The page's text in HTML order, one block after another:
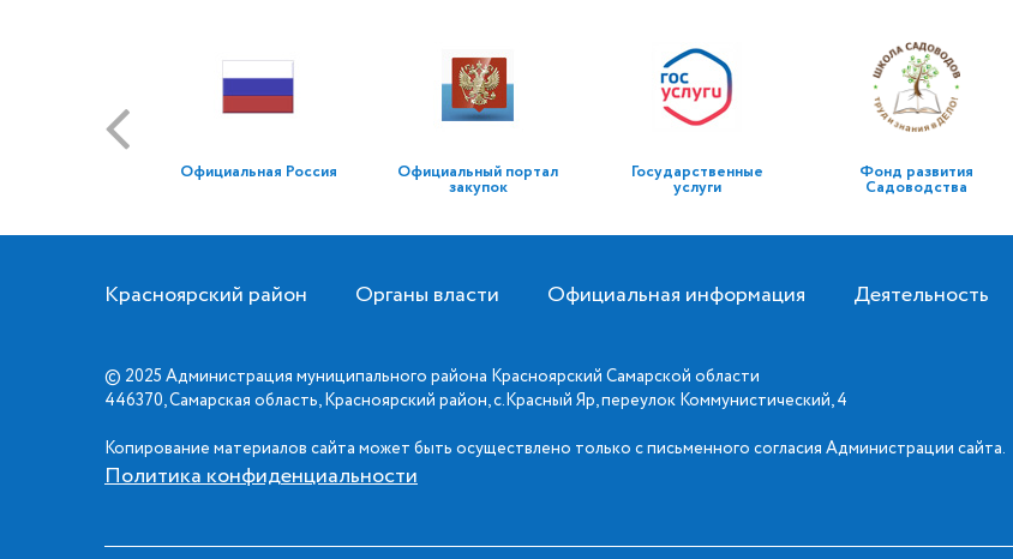
Официальная Россия Официальный портал
закупок
Государственные
услуги
Фонд развития
Садоводства
Красноярский район Органы власти Официальная информация Деятельность
© 2025 Администрация муниципального района Красноярский Самарской области
446370, Самарская область, Красноярский район, с.Красный Яр, переулок Коммунистический, 4
Копирование материалов сайта может быть осуществлено только с письменного согласия Администрации сайта.
Политика конфиденциальности